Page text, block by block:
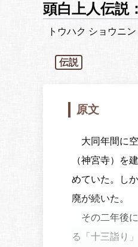
頭白上人伝説
トウハク ショウニ
伝説
原文
大同年間に空
（神宮寺）を
めていた。し
廃が続いた。
その二年後に
る「十三詣り